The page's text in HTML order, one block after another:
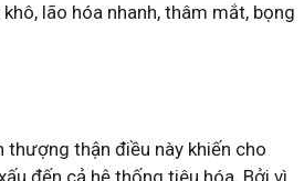
lão hóa nhanh, thâm mắt, bọng
thượng thận điều này khiến cho